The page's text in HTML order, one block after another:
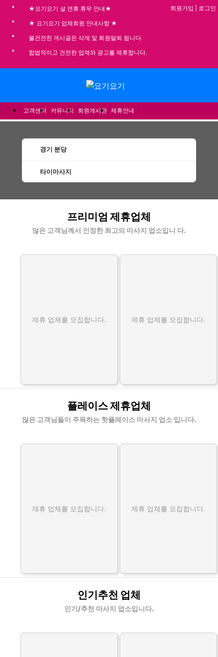
★요기요기 설 연휴 휴무 안내★
★ 요기요기 업체회원 안내사항 ★
불건전한 게시글은 삭제 및 회원탈퇴 됩니다.
합법적이고 건전한 업체와 광고를 제휴합니다.
회원가입 로그인
고객센터 커뮤니티 회원게시판 제휴안내
경기 분당
타이마사지
프리미엄 제휴업체
많은 고객님께서 인정한 최고의 마사지 업소입니 다.
제휴 업체를 모집합니다. 제휴 업체를 모집합니다.
플레이스 제휴업체
많은 고객님들이 주목하는 핫플레이스 마사지 업소 입니다.
제휴 업체를 모집합니다. 제휴 업체를 모집합니다.
인기추천 업체
인기/추천 마사지 업소입니다.